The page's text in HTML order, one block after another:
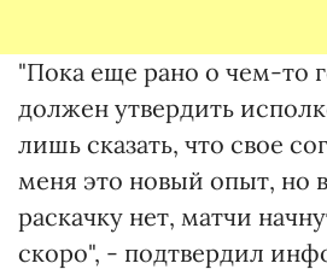
"Пока еще рано о чем-то
должен утвердить
лишь сказать, что свое
меня это новый опыт, но
раскачку нет, матчи
скоро", - подтвердил